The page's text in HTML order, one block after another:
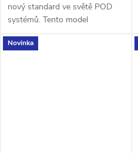
nový standard ve světě POD
systémů. Tento model
kombinuje elegantní design s
precizním zpracováním a
Novinka